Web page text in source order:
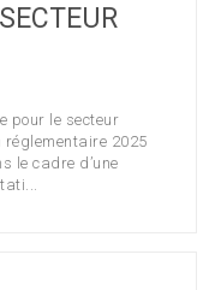
pour le secteur
2025
le cadre d’une